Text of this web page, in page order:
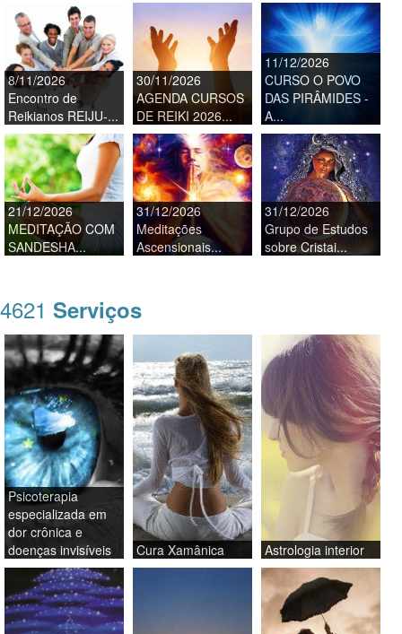
8/11/2026
Encontro de
Reikianos REIJU-...
30/11/2026
AGENDA CURSOS
DE REIKI 2026...
11/12/2026
CURSO O POVO
DAS PIRÂMIDES -
A...
21/12/2026
MEDITAÇÃO COM
SANDESHA...
31/12/2026
Meditações
Ascensionais...
31/12/2026
Grupo de Estudos
sobre Cristai...
4621 Serviços
Psicoterapia
especializada em
dor crônica e
doenças invisíveis
Cura Xamânica Astrologia interior